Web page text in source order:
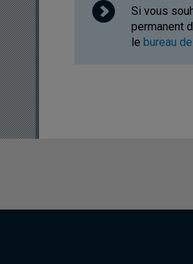
Si vous
permanent
le bureau